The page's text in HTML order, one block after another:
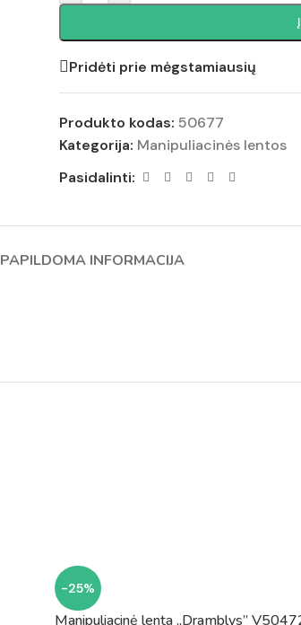
Pridėti prie mėgstamiausių
Produkto kodas: 50677
Kategorija: Manipuliacinės lentos
Pasidalinti:
PAPILDOMA INFORMACIJA
-25%
Manipuliacinė lenta „Dramblys”